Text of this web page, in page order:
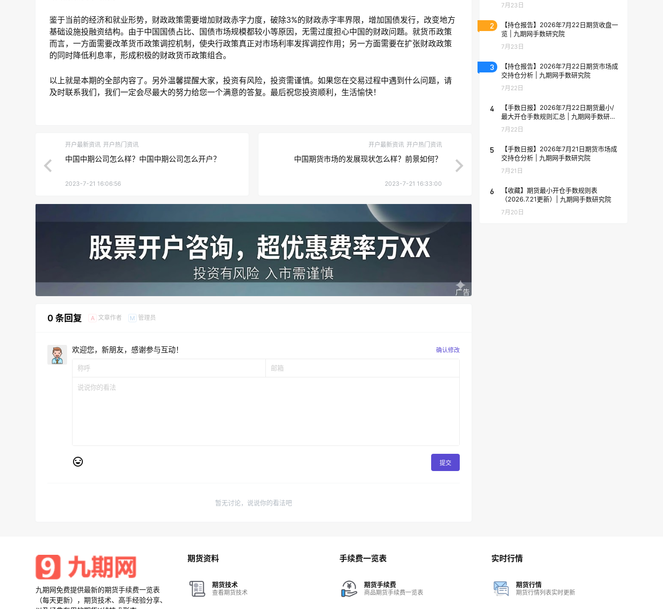
鉴于当前的经济和就业形势，财政政策需要增加财政赤字力度，破除3%的财政赤字率界限，增加国债发行，改变地方
基础设施投融资结构。由于中国国债占比、国债市场规模都较小等原因，无需过度担心中国的财政问题。就货币政策
而言，一方面需要改革货币政策调控机制，使央行政策真正对市场利率发挥调控作用；另一方面需要在扩张财政政策
的同时降低利息率，形成积极的财政货币政策组合。
以上就是本期的全部内容了。另外温馨提醒大家，投资有风险，投资需谨慎。如果您在交易过程中遇到什么问题，请
及时联系我们，我们一定会尽最大的努力给您一个满意的答复。最后祝您投资顺利，生活愉快！
开户最新资讯 开户热门资讯
中国中期公司怎么样？中国中期公司怎么开户？
2023-7-21 16:06:56
开户最新资讯 开户热门资讯
中国期货市场的发展现状怎么样？前景如何？
2023-7-21 16:33:00
0 条回复 A 文章作者 M 管理员
欢迎您，新朋友，感谢参与互动！ 确认修改
提交
暂无讨论，说说你的看法吧
7月23日
2
【持仓报告】2026年7月22日期货收盘一
览 | 九期网手数研究院
7月23日
3
【持仓报告】2026年7月22日期货市场成
交持仓分析 | 九期网手数研究院
7月22日
4
【手数日报】2026年7月22日期货最小/
最大开仓手数规则汇总 | 九期网手数研究
院
7月22日
5
【手数日报】2026年7月21日期货市场成
交持仓分析 | 九期网手数研究院
7月21日
6
【收藏】期货最小开仓手数规则表
（2026.7.21更新）| 九期网手数研究院
7月20日
九期网免费提供最新的期货手续费一览表
（每天更新），期货技术、高手经验分享、
期货资料
期货技术
查看期货技术
手续费一览表
期货手续费
商品期货手续费一览表
实时行情
期货行情
期货行情列表实时更新